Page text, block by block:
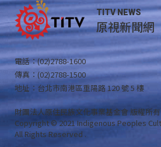
TITV NEWS
原視新聞網
電話：(02)2788-1600
傳真：(02)2788-1500
地址：台北市南港區重陽路 120 號 5 樓
財團法人原住民族文化事業基金會 版權所有
Copyright © 2021 Indigenous Peoples
All Rights Reserved .